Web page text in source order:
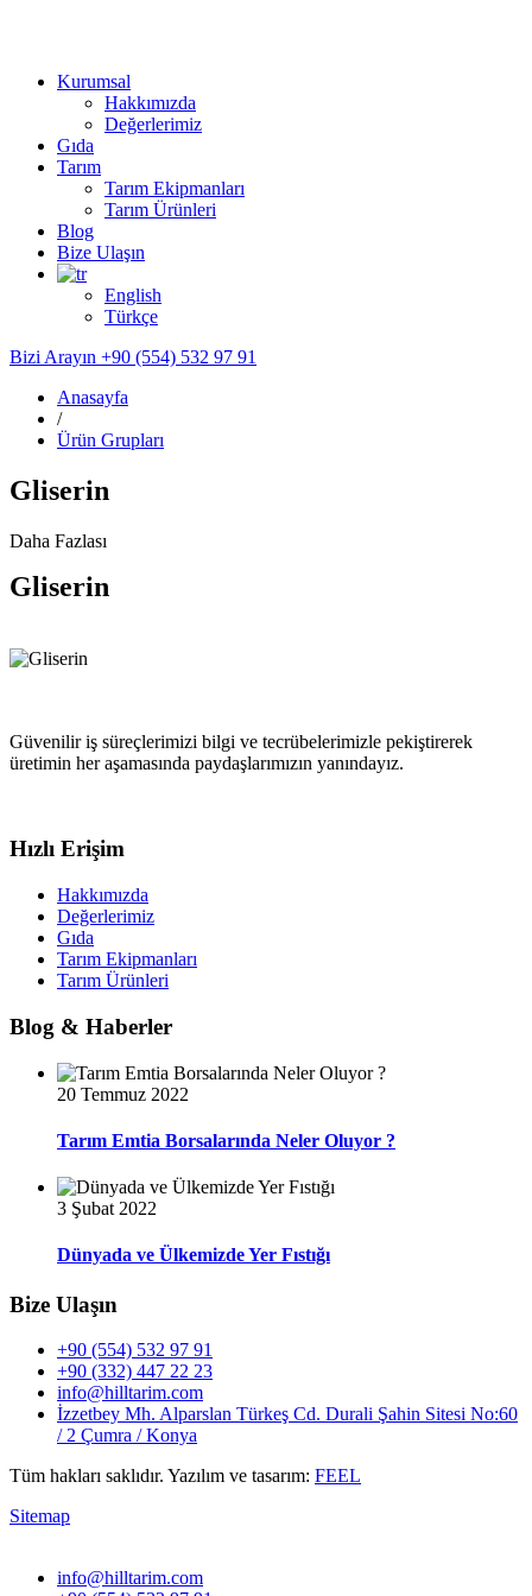
Kurumsal
Hakkımızda
Değerlerimiz
Gıda
Tarım
Tarım Ekipmanları
Tarım Ürünleri
Blog
Bize Ulaşın
English
Türkçe
Bizi Arayın +90 (554) 532 97 91
Anasayfa
/
Ürün Grupları
Gliserin
Daha Fazlası
Gliserin
Güvenilir iş süreçlerimizi bilgi ve tecrübelerimizle pekiştirerek
üretimin her aşamasında paydaşlarımızın yanındayız.
Hızlı Erişim
Hakkımızda
Değerlerimiz
Gıda
Tarım Ekipmanları
Tarım Ürünleri
Blog & Haberler
20 Temmuz 2022
Tarım Emtia Borsalarında Neler Oluyor ?
3 Şubat 2022
Dünyada ve Ülkemizde Yer Fıstığı
Bize Ulaşın
+90 (554) 532 97 91
+90 (332) 447 22 23
info@hilltarim.com
İzzetbey Mh. Alparslan Türkeş Cd. Durali Şahin Sitesi No:60
/ 2 Çumra / Konya
Tüm hakları saklıdır. Yazılım ve tasarım: FEEL
Sitemap
info@hilltarim.com